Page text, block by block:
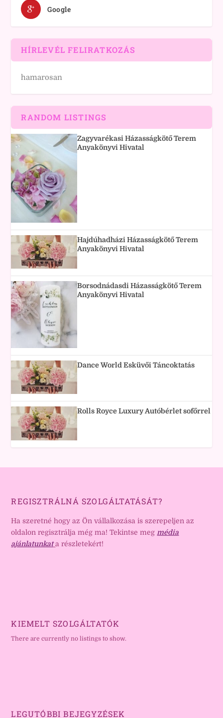
Google
HÍRLEVÉL FELIRATKOZÁS
hamarosan
RANDOM LISTINGS
Zagyvarékasi Házasságkötő Terem
Anyakönyvi Hivatal
Hajdúhadházi Házasságkötő Terem
Anyakönyvi Hivatal
Borsodnádasdi Házasságkötő Terem
Anyakönyvi Hivatal
Dance World Esküvői Táncoktatás
Rolls Royce Luxury Autóbérlet sofőrrel
REGISZTRÁLNÁ SZOLGÁLTATÁSÁT?
Ha szeretné hogy az Ön vállalkozása is szerepeljen az
oldalon regisztrálja még ma! Tekintse meg média
ajánlatunkat a részletekért!
KIEMELT SZOLGÁLTATÓK
There are currently no listings to show.
LEGUTÓBBI BEJEGYZÉSEK